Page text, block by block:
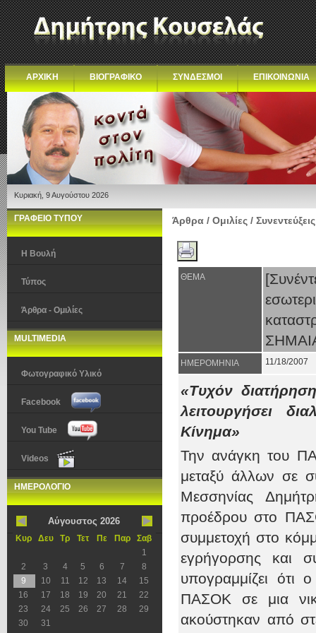
ΑΡΧΙΚΗ ΒΙΟΓΡΑΦΙΚΟ ΣΥΝΔΕΣΜΟΙ ΕΠΙΚΟΙΝΩΝΙΑ
Κυριακή, 9 Αυγούστου 2026
ΓΡΑΦΕΙΟ ΤΥΠΟΥ
Η Βουλή
Τύπος
Άρθρα - Ομιλίες
MULTIMEDIA
Φωτογραφικό Υλικό
Facebook
You Tube
Videos
ΗΜΕΡΟΛΟΓΙΟ
Αύγουστος 2026
Κυρ Δευ Τρ Τετ Πε Παρ
Σαβ
1
2
3 4 5 6 7
8
9
10 11 12 13 14
15
16
17 18 19 20 21
22
23
24 25 26 27 28
29
30
31
Άρθρα / Ομιλίες / Συνεντεύξεις
ΘΕΜΑ
ΗΜΕΡΟΜΗΝΙΑ 11/18/2007
«Τυχόν
λειτουργήσει
Κίνημα»
Την ανάγκη του
μεταξύ άλλων σε
Μεσσηνίας
προέδρου στο
συμμετοχή στο
εγρήγορσης και
υπογραμμίζει ότι
ΠΑΣΟΚ σε μια
ακούστηκαν από